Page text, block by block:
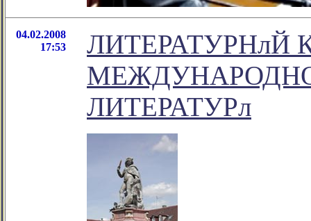
04.02.2008
17:53
ЛИТЕРАТУРНлЙ
ЛИТЕРАТУРл